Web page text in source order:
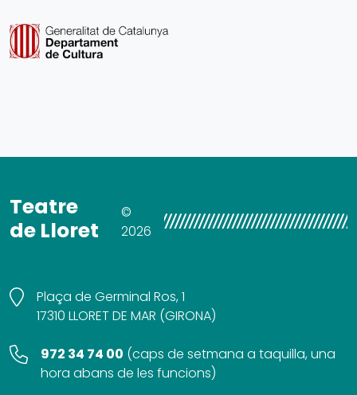
Teatre
de Lloret
©
2026
Plaça de Germinal Ros, 1
17310 LLORET DE MAR (GIRONA)
972 34 74 00 (caps de setmana a taquilla, una
hora abans de les funcions)